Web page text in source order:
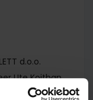
d.o.o.
Ute Koithan
Tanja